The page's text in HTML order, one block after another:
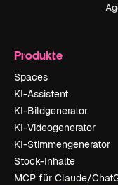
Produkte
Spaces
KI-Assistent
KI-Bildgenerator
KI-Videogenerator
KI-Stimmengenerator
Stock-Inhalte
MCP für Claude/